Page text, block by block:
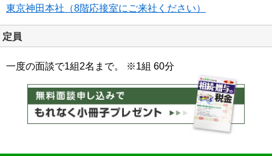
東京神田本社（8階応接室にご来社ください）
定員
一度の面談で1組2名まで。 ※1組 60分